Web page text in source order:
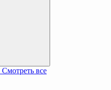
Смотреть все